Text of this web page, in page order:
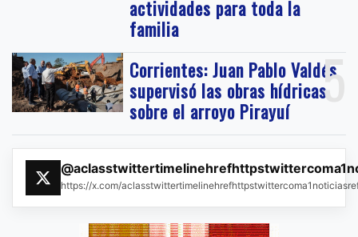
actividades para toda la
familia
5
Corrientes: Juan Pablo Valdés
supervisó las obras hídricas
sobre el arroyo Pirayuí
https://x.com/